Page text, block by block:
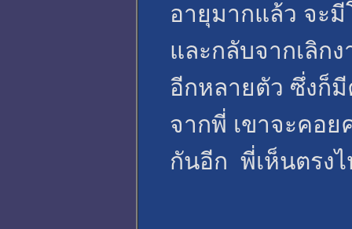
อายุมากแล้ว จะ
และกลับจากเลิก
อีกหลายตัว ซึ่งก็
จากพี่ เขาจะคอ
กันอีก พี่เห็นตรง